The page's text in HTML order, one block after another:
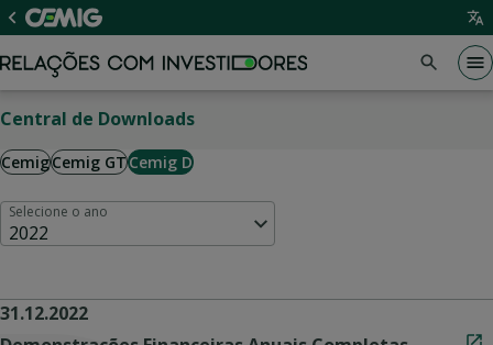
Central de Downloads
CemigCemig GTCemig D
Selecione o ano
2022
31.12.2022